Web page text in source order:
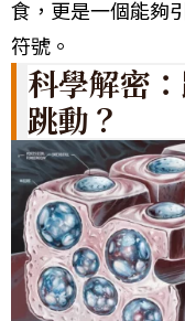
食，更是一個能夠
符號。
科學解密
跳動？